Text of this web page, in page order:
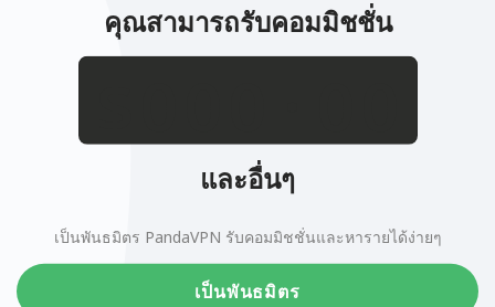
คุณสามารถรับคอมมิชชั่น
.
และอื่นๆ
เป็นพันธมิตร PandaVPN รับคอมมิชชั่นและหารายได้ง่ายๆ
เป็นพันธมิตร